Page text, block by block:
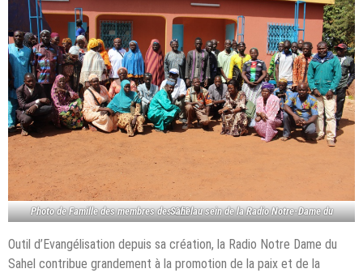
Photo de Famille des membres des CED au sein de la Radio Notre-Dame du Sahel
Outil d’Evangélisation depuis sa création, la Radio Notre Dame du
Sahel contribue grandement à la promotion de la paix et de la